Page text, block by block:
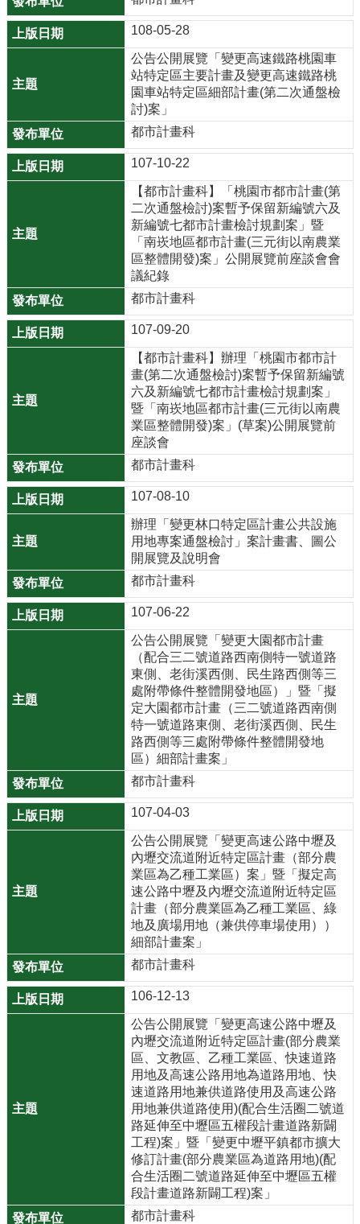
r
a
權
政
策
站
安
策
政
站
開
放
宣
告
資
安
全
政
108-05-28
公告公開展覽「變更高速鐵路桃園車
站特定區主要計畫及變更高速鐵路桃
園車站特定區細部計畫(第二次通盤檢
討)案」
都市計畫科
107-10-22
【都市計畫科】「桃園市都市計畫(第
二次通盤檢討)案暫予保留新編號六及
新編號七都市計畫檢討規劃案」暨
「南崁地區都市計畫(三元街以南農業
區整體開發)案」公開展覽前座談會會
議紀錄
都市計畫科
107-09-20
【都市計畫科】辦理「桃園市都市計
畫(第二次通盤檢討)案暫予保留新編號
六及新編號七都市計畫檢討規劃案」
暨「南崁地區都市計畫(三元街以南農
業區整體開發)案」(草案)公開展覽前
座談會
都市計畫科
107-08-10
辦理「變更林口特定區計畫公共設施
用地專案通盤檢討」案計畫書、圖公
開展覽及說明會
都市計畫科
107-06-22
公告公開展覽「變更大園都市計畫
（配合三二號道路西南側特一號道路
東側、老街溪西側、民生路西側等三
處附帶條件整體開發地區）」暨「擬
定大園都市計畫（三二號道路西南側
特一號道路東側、老街溪西側、民生
路西側等三處附帶條件整體開發地
區）細部計畫案」
都市計畫科
107-04-03
公告公開展覽「變更高速公路中壢及
內壢交流道附近特定區計畫（部分農
業區為乙種工業區）案」暨「擬定高
速公路中壢及內壢交流道附近特定區
計畫（部分農業區為乙種工業區、綠
地及廣場用地（兼供停車場使用））
細部計畫案」
都市計畫科
106-12-13
公告公開展覽「變更高速公路中壢及
內壢交流道附近特定區計畫(部分農業
區、文教區、乙種工業區、快速道路
用地及高速公路用地為道路用地、快
速道路用地兼供道路使用及高速公路
用地兼供道路使用)(配合生活圈二號道
路延伸至中壢區五權段計畫道路新闢
工程)案」暨「變更中壢平鎮都市擴大
修訂計畫(部分農業區為道路用地)(配
合生活圈二號道路延伸至中壢區五權
段計畫道路新闢工程)案」
都市計畫科